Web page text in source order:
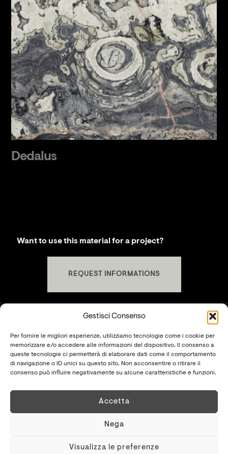
Gestisci Consenso
Per fornire le migliori esperienze, utilizziamo tecnologie come i cookie per
memorizzare e/o accedere alle informazioni del dispositivo. Il consenso a
queste tecnologie ci permetterà di elaborare dati come il comportamento
di navigazione o ID unici su questo sito. Non acconsentire o ritirare il
consenso può influire negativamente su alcune caratteristiche e funzioni.
Accetta
Nega
Visualizza le preferenze
Dedalus
Want to use this material for a project?
REQUEST INFORMATIONS
KREI SRLS
P.IVA02481310569
SHOWROOM
+39 0761.1791060
PRIVACY POLICY-COOKIE POLICY